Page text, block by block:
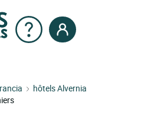
hôtels Alvernia